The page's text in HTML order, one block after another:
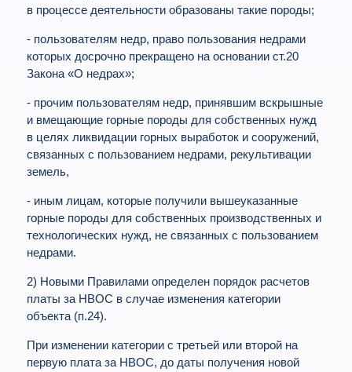
в процессе деятельности образованы такие породы;
- пользователям недр, право пользования недрами
которых досрочно прекращено на основании ст.20
Закона «О недрах»;
- прочим пользователям недр, принявшим вскрышные
и вмещающие горные породы для собственных нужд
в целях ликвидации горных выработок и сооружений,
связанных с пользованием недрами, рекультивации
земель,
- иным лицам, которые получили вышеуказанные
горные породы для собственных производственных и
технологических нужд, не связанных с пользованием
недрами.
2) Новыми Правилами определен порядок расчетов
платы за НВОС в случае изменения категории
объекта (п.24).
При изменении категории с третьей или второй на
первую плата за НВОС, до даты получения новой